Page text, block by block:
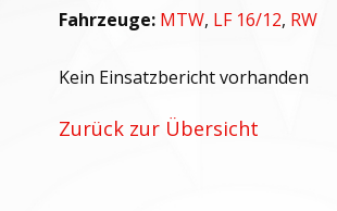
Fahrzeuge: MTW, LF 16/12, RW
Kein Einsatzbericht vorhanden
Zurück zur Übersicht